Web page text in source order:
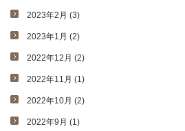
2023年2月 (3)
2023年1月 (2)
2022年12月 (2)
2022年11月 (1)
2022年10月 (2)
2022年9月 (1)